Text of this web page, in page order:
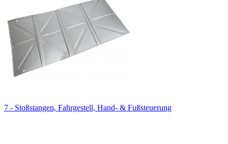
7 - Stoßstangen, Fahrgestell, Hand- & Fußsteuerung